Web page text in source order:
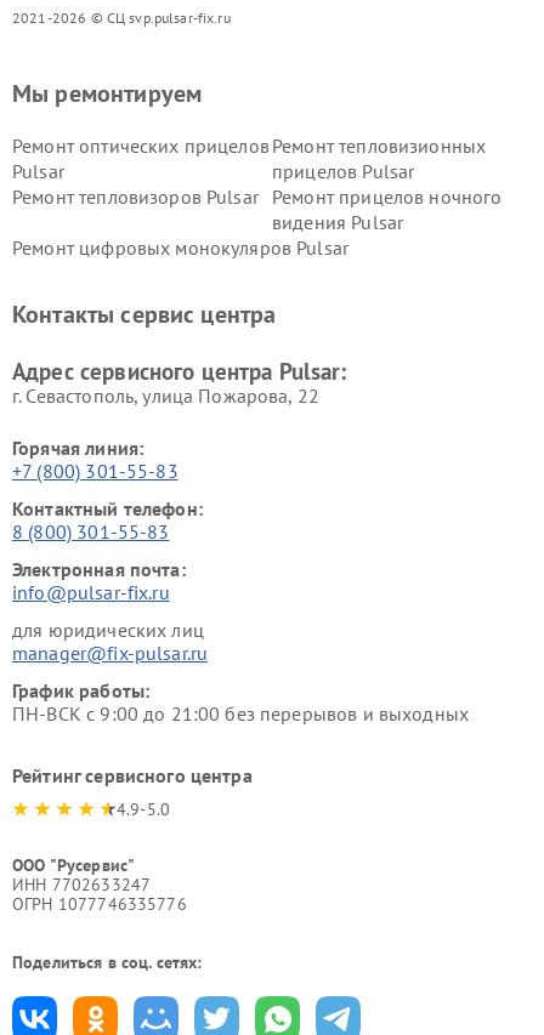
2021-2026 © СЦ svp.pulsar-fix.ru
Мы ремонтируем
Ремонт оптических прицелов
Pulsar
Ремонт тепловизионных
прицелов Pulsar
Ремонт тепловизоров Pulsar
Ремонт прицелов ночного
видения Pulsar
Ремонт цифровых монокуляров Pulsar
Контакты сервис центра
Адрес сервисного центра Pulsar:
г. Севастополь, улица Пожарова, 22
Горячая линия:
+7 (800) 301-55-83
Контактный телефон:
8 (800) 301-55-83
Электронная почта:
info@pulsar-fix.ru
для юридических лиц
manager@fix-pulsar.ru
График работы:
ПН-ВСК с 9:00 до 21:00 без перерывов и выходных
Рейтинг сервисного центра
4.9-5.0
ООО "Русервис"
ИНН 7702633247
ОГРН 1077746335776
Поделиться в соц. сетях: